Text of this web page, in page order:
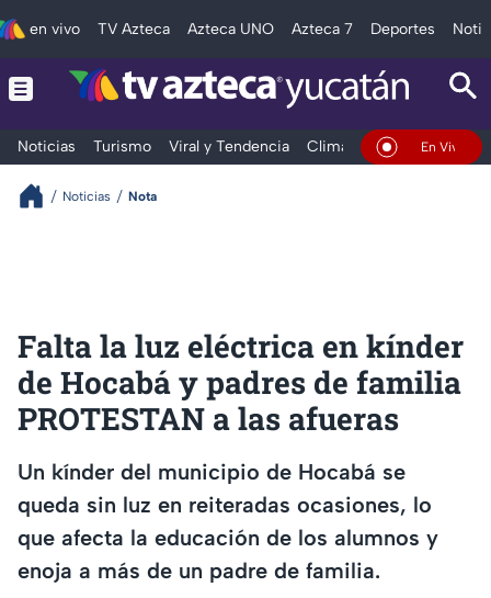
en vivo TV Azteca Azteca UNO Azteca 7 Deportes
Noticias Turismo Viral y Tendencia Clima DeportesEn Vivo
Noticias Nota
Falta la luz eléctrica en kínder
de Hocabá y padres de familia
PROTESTAN a las afueras
Un kínder del municipio de Hocabá se
queda sin luz en reiteradas ocasiones, lo
que afecta la educación de los alumnos y
enoja a más de un padre de familia.